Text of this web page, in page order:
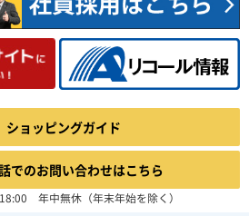
ュラン
の大手タイヤメーカーMICHELIN(ミシュラン)。
イヤメーカーの1社。安全性、快適性、耐久性
バランス設計に定評があり、世界のさまざまな
カーに純正装着タイヤとして採用されていま
4.67
エフグッドリッチ
ショッピングガイド
でのお問い合わせはこちら
年中無休（年末年始を除く）